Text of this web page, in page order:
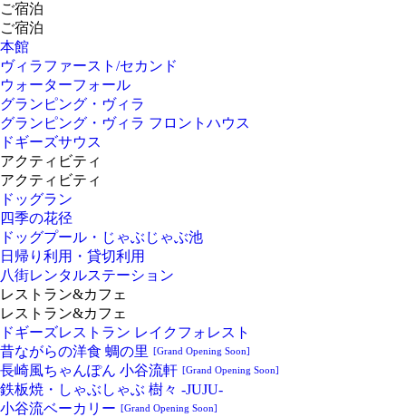
ご宿泊
ご宿泊
本館
ヴィラファースト/セカンド
ウォーターフォール
グランピング・ヴィラ
グランピング・ヴィラ フロントハウス
ドギーズサウス
アクティビティ
アクティビティ
ドッグラン
四季の花径
ドッグプール・じゃぶじゃぶ池
日帰り利用・貸切利用
八街レンタルステーション
レストラン&カフェ
レストラン&カフェ
ドギーズレストラン レイクフォレスト
昔ながらの洋食 蜩の里 [Grand Opening Soon]
長崎風ちゃんぽん 小谷流軒 [Grand Opening Soon]
鉄板焼・しゃぶしゃぶ 樹々 -JUJU-
小谷流ベーカリー [Grand Opening Soon]